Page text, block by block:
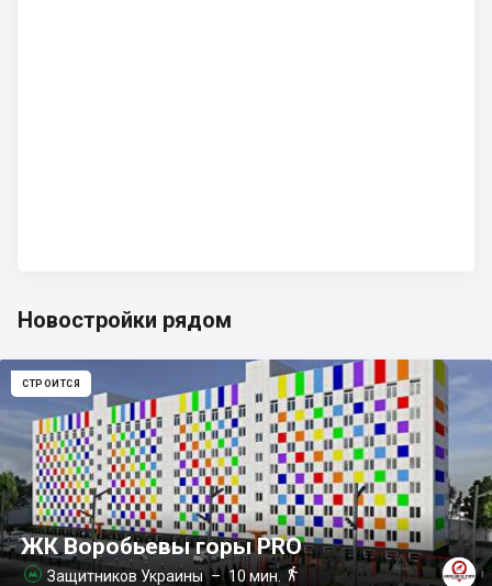
Новостройки рядом
СТРОИТСЯ
ЖК Воробьевы горы PRO
 Защитников Украины– 10 мин. 